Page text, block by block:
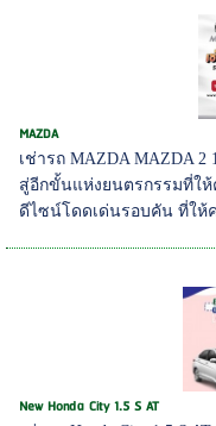
MAZDA
เช่ารถ MAZDA MAZDA
สู่อีกขั้นแห่งยนตรกรรมที่ใ
ดีไซน์โดดเด่นรอบคัน ที่ให้
New Honda City 1.5 S AT